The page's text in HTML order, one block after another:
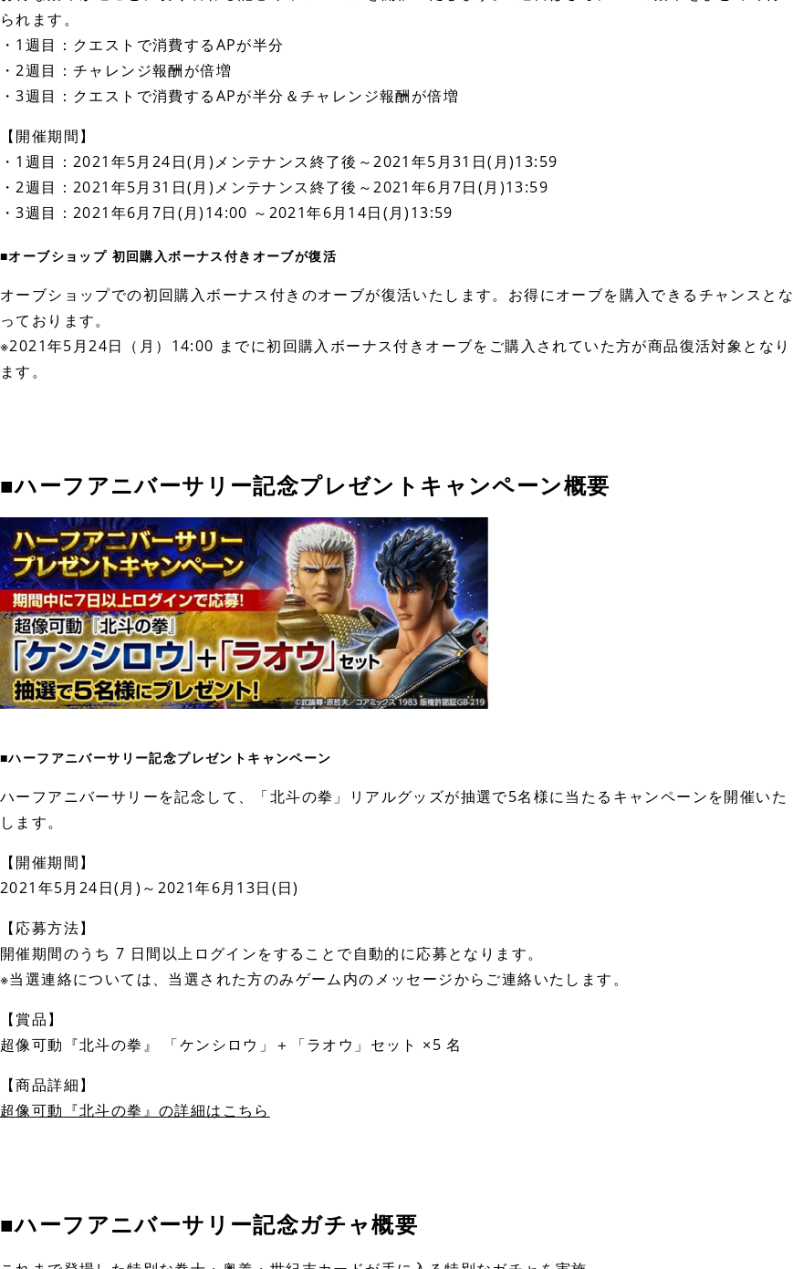
られます。
・1週目：クエストで消費するAPが半分
・2週目：チャレンジ報酬が倍増
・3週目：クエストで消費するAPが半分＆チャレンジ報酬が倍増
【開催期間】
・1週目：2021年5月24日(月)メンテナンス終了後～2021年5月31日(月)13:59
・2週目：2021年5月31日(月)メンテナンス終了後～2021年6月7日(月)13:59
・3週目：2021年6月7日(月)14:00 ～2021年6月14日(月)13:59
■オーブショップ 初回購入ボーナス付きオーブが復活
オーブショップでの初回購入ボーナス付きのオーブが復活いたします。お得にオーブを購入できるチャンスとな
っております。
※2021年5月24日（月）14:00 までに初回購入ボーナス付きオーブをご購入されていた方が商品復活対象となり
ます。
■ハーフアニバーサリー記念プレゼントキャンペーン概要
■ハーフアニバーサリー記念プレゼントキャンペーン
ハーフアニバーサリーを記念して、「北斗の拳」リアルグッズが抽選で5名様に当たるキャンペーンを開催いた
します。
【開催期間】
2021年5月24日(月)～2021年6月13日(日)
【応募方法】
開催期間のうち 7 日間以上ログインをすることで自動的に応募となります。
※当選連絡については、当選された方のみゲーム内のメッセージからご連絡いたします。
【賞品】
超像可動『北斗の拳』 「ケンシロウ」＋「ラオウ」セット ×5 名
【商品詳細】
超像可動『北斗の拳』の詳細はこちら
■ハーフアニバーサリー記念ガチャ概要